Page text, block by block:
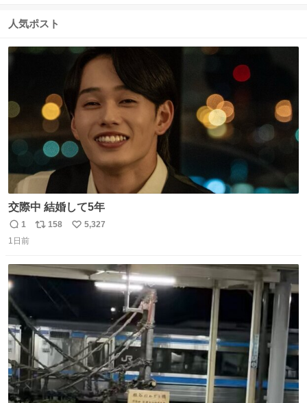
数
ス
数
人気ポスト
交際中 結婚して5年
返
信
1
リ
ト
数
158
い
数
5,327
1日前